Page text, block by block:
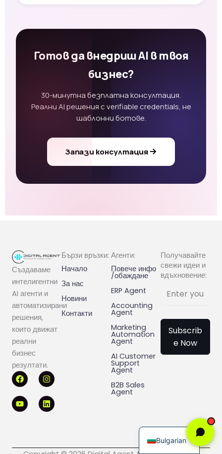
Готов да внедриш AI в твоя
бизнес?
30-минутна безплатна консултация.
Реални AI решения с verifiable credentials, не
шаблонни ботове.
Запази консултация
Създаваме
интелигентни
AI агенти и
автоматизирани
решения,
които движат
реални
бизнес
резултати.
F
a
c
e
b
o
I
n
s
t
a
g
Y
o
u
t
u
b
L
i
n
k
e
d
Бързи връзки:
Начало
За нас
Новини
Контакти
Агенти:
Повече инфо
/обаждане
ERP Agent
Accounting
Agent
Marketing
Automation
Agent
AI Customer
Support
Agent
B2B Sales
Agent
Получавайте
свежи идеи и
вдъхновение:
Subscrib
e Now
Bulgarian